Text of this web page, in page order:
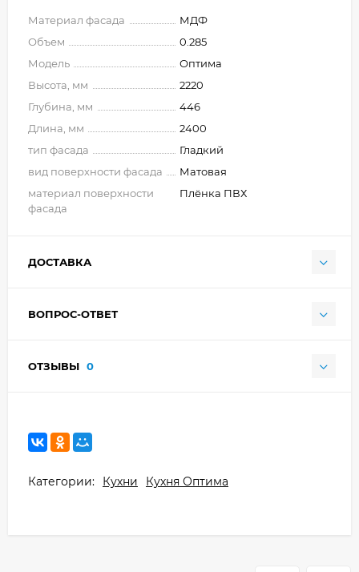
Материал фасада
МДФ
Объем
0.285
Модель
Оптима
Высота, мм
2220
Глубина, мм
446
Длина, мм
2400
тип фасада
Гладкий
вид поверхности фасада
Матовая
материал поверхности
фасада
Плёнка ПВХ
ДОСТАВКА
ВОПРОС-ОТВЕТ
ОТЗЫВЫ 0
Категории: Кухни Кухня Оптима